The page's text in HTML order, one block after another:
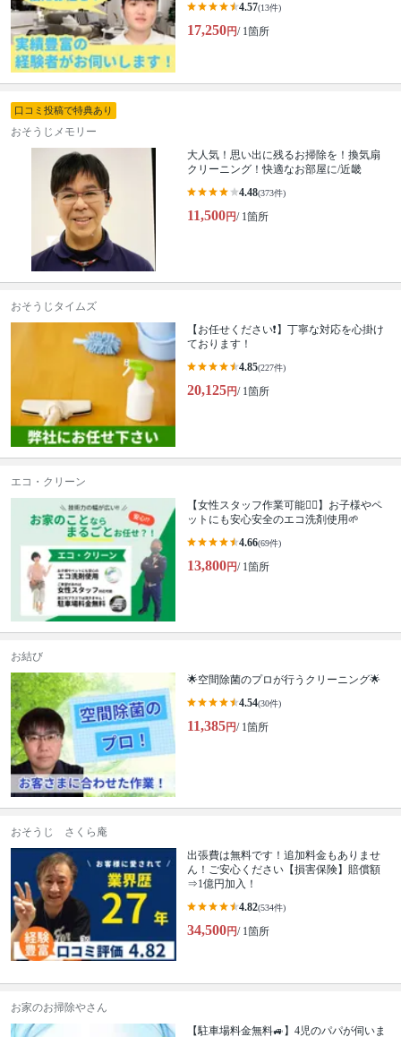
4.57(13件)
17,250円/ 1箇所
口コミ投稿で特典あり
おそうじメモリー
大人気！思い出に残るお掃除を！換気扇
クリーニング！快適なお部屋に/近畿
4.48(373件)
11,500円/ 1箇所
おそうじタイムズ
【お任せください❗️】丁寧な対応を心掛け
ております！
4.85(227件)
20,125円/ 1箇所
エコ・クリーン
【女性スタッフ作業可能🙆‍♀️】お子様やペ
ットにも安心安全のエコ洗剤使用🌱
4.66(69件)
13,800円/ 1箇所
お結び
🌟空間除菌のプロが行うクリーニング🌟
4.54(30件)
11,385円/ 1箇所
おそうじ さくら庵
出張費は無料です！追加料金もありませ
ん！ご安心ください【損害保険】賠償額
⇒1億円加入！
4.82(534件)
34,500円/ 1箇所
お家のお掃除やさん
【駐車場料金無料🚙】4児のパパが伺いま